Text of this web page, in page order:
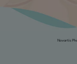
Novartis